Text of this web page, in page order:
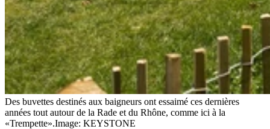
Des buvettes destinés aux baigneurs ont essaimé ces dernières
années tout autour de la Rade et du Rhône, comme ici à la
«Trempette».Image: KEYSTONE